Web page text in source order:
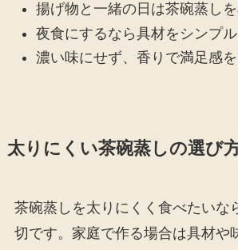
揚げ物と一緒の日は茶碗蒸し
夜食にするなら具材をシンプ
濃い味にせず、香りで満足感
太りにくい茶碗蒸しの選び
茶碗蒸しを太りにくく食べたいな
切です。家庭で作る場合は具材や